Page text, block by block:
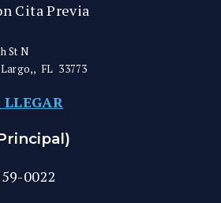
Cita Previa
St N
Largo,, FL 33773
LLEGAR
0022